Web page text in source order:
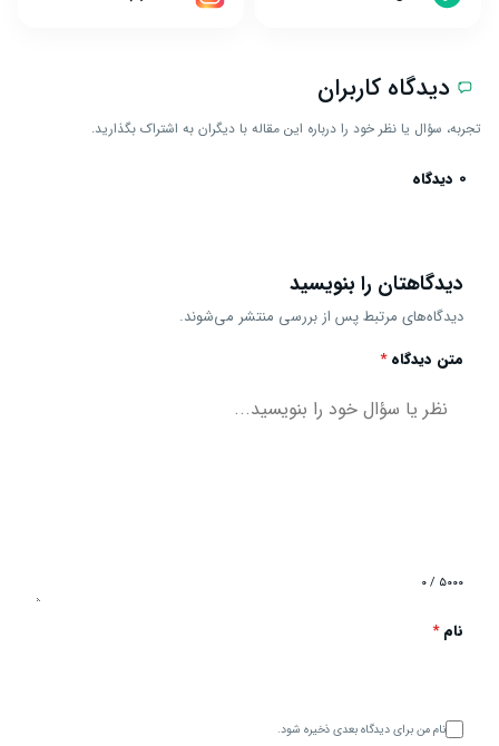
دیدگاه کاربران
تجربه، سؤال یا نظر خود را درباره این مقاله با دیگران به اشتراک بگذارید.
0 دیدگاه
دیدگاهتان را بنویسید
دیدگاه‌های مرتبط پس از بررسی منتشر می‌شوند.
متن دیدگاه*
۰ / ۵۰۰۰
نام*
نام من برای دیدگاه بعدی ذخیره شود.